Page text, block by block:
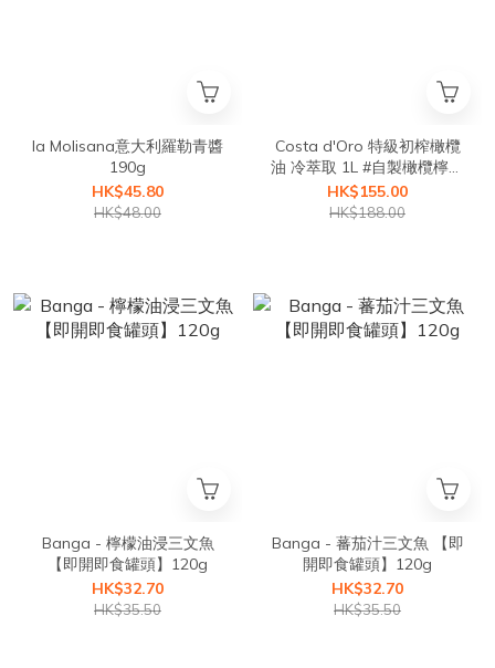
la Molisana意大利羅勒青醬
190g
HK$45.80
HK$48.00
Costa d'Oro 特級初榨橄欖
油 冷萃取 1L #自製橄欖檸檬
飲的必備材料
HK$155.00
HK$188.00
Banga - 檸檬油浸三文魚
【即開即食罐頭】120g
HK$32.70
HK$35.50
Banga - 蕃茄汁三文魚 【即
開即食罐頭】120g
HK$32.70
HK$35.50